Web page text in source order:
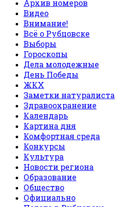
Архив номеров
Видео
Внимание!
Всё о Рубцовске
Выборы
Гороскопы
Дела молодежные
День Победы
ЖКХ
Заметки натуралиста
Здравоохранение
Календарь
Картина дня
Комфортная среда
Конкурсы
Культура
Новости региона
Образование
Общество
Официально